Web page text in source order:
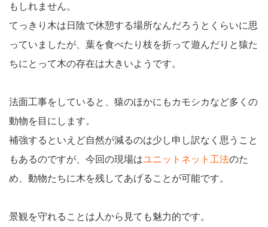
もしれません。
てっきり木は日陰で休憩する場所なんだろうとくらいに思
っていましたが、葉を食べたり枝を折って遊んだりと猿た
ちにとって木の存在は大きいようです。
法面工事をしていると、猿のほかにもカモシカなど多くの
動物を目にします。
補強するといえど自然が減るのは少し申し訳なく思うこと
もあるのですが、今回の現場はユニットネット工法のた
め、動物たちに木を残してあげることが可能です。
景観を守れることは人から見ても魅力的です。